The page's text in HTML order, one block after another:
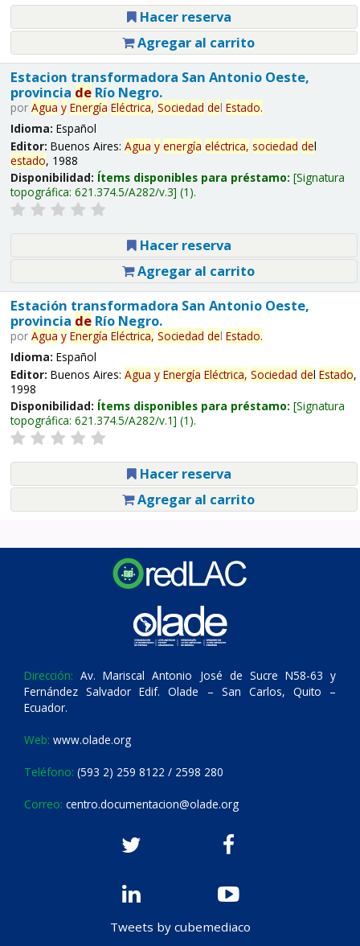
Hacer reserva
Agregar al carrito
Estacion transformadora San Antonio Oeste,
provincia deRío Negro.
por Agua y Energía Eléctrica, Sociedad del Estado.
Idioma: Español
Editor: Buenos Aires: Agua y energía eléctrica, sociedad del
estado, 1988
Disponibilidad: Ítems disponibles para préstamo: Signatura
topográfica: 621.374.5/A282/v.3 (1).
Hacer reserva
Agregar al carrito
Estación transformadora San Antonio Oeste,
provincia deRío Negro.
por Agua y Energía Eléctrica, Sociedad del Estado.
Idioma: Español
Editor: Buenos Aires: Agua y Energía Eléctrica, Sociedad del Estado,
1998
Disponibilidad: Ítems disponibles para préstamo: Signatura
topográfica: 621.374.5/A282/v.1 (1).
Hacer reserva
Agregar al carrito
Dirección: Av. Mariscal Antonio José de Sucre N58-63 y
Fernández Salvador Edif. Olade – San Carlos, Quito –
Ecuador.
Web: www.olade.org
Teléfono: (593 2) 259 8122 / 2598 280
Correo: centro.documentacion@olade.org
Tweets by cubemediaco